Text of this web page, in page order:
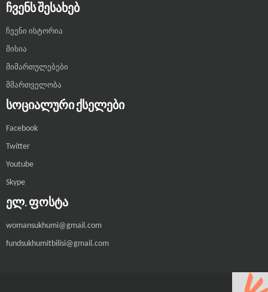
ᲩᲕᲔᲜᲡ ᲨᲔᲡᲐᲮᲔᲑ
ჩვენი ისტორია
მისია
მიმართულებები
მმართველობა
ᲡᲝᲪᲘᲐᲚᲣᲠᲘ ᲥᲡᲔᲚᲔᲑᲘ
Facebook
Twitter
Youtube
Skype
ᲔᲚ. ᲤᲝᲡᲢᲐ
womansukhumi@gmail.com
fundsukhumitbilisi@gmail.com